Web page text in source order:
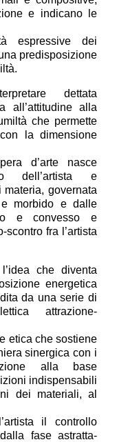
e indicano le
espressive dei
predisposizione
dettata
all’attitudine alla
che permette
la dimensione
d’arte nasce
dell’artista e
materia, governata
morbido e dalle
e convesso e
scontro fra l’artista
che diventa
energetica
da una serie di
attrazione-
etica che sostiene
sinergica con i
alla base
indispensabili
dei materiali, al
il controllo
fase astratta-